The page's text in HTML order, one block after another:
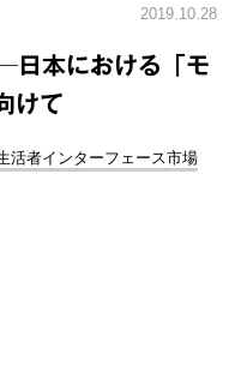
2019.10.28
本における「モ
けて
活者インターフェース市場